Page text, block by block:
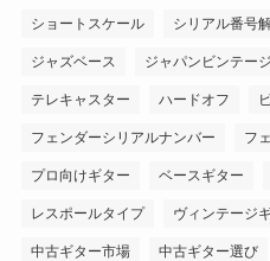
ショートスケール シリアル番号
ジャズベース ジャパンビンテージ
テレキャスター ハードオフ
フェンダーシリアルナンバー フ
プロ向けギター ベースギター
レスポールタイプ ヴィンテージ
中古ギター市場 中古ギター選び